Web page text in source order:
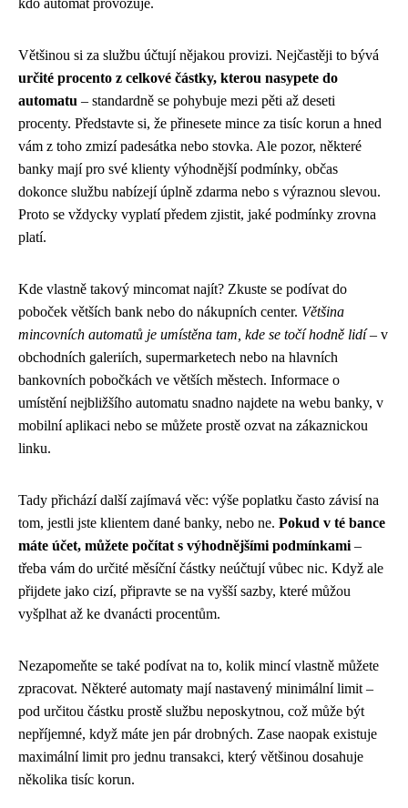
kdo automat provozuje.
Většinou si za službu účtují nějakou provizi. Nejčastěji to bývá
určité procento z celkové částky, kterou nasypete do
automatu – standardně se pohybuje mezi pěti až deseti
procenty. Představte si, že přinesete mince za tisíc korun a hned
vám z toho zmizí padesátka nebo stovka. Ale pozor, některé
banky mají pro své klienty výhodnější podmínky, občas
dokonce službu nabízejí úplně zdarma nebo s výraznou slevou.
Proto se vždycky vyplatí předem zjistit, jaké podmínky zrovna
platí.
Kde vlastně takový mincomat najít? Zkuste se podívat do
poboček větších bank nebo do nákupních center. Většina
mincovních automatů je umístěna tam, kde se točí hodně lidí– v
obchodních galeriích, supermarketech nebo na hlavních
bankovních pobočkách ve větších městech. Informace o
umístění nejbližšího automatu snadno najdete na webu banky, v
mobilní aplikaci nebo se můžete prostě ozvat na zákaznickou
linku.
Tady přichází další zajímavá věc: výše poplatku často závisí na
tom, jestli jste klientem dané banky, nebo ne. Pokud v té bance
máte účet, můžete počítat s výhodnějšími podmínkami –
třeba vám do určité měsíční částky neúčtují vůbec nic. Když ale
přijdete jako cizí, připravte se na vyšší sazby, které můžou
vyšplhat až ke dvanácti procentům.
Nezapomeňte se také podívat na to, kolik mincí vlastně můžete
zpracovat. Některé automaty mají nastavený minimální limit –
pod určitou částku prostě službu neposkytnou, což může být
nepříjemné, když máte jen pár drobných. Zase naopak existuje
maximální limit pro jednu transakci, který většinou dosahuje
několika tisíc korun.